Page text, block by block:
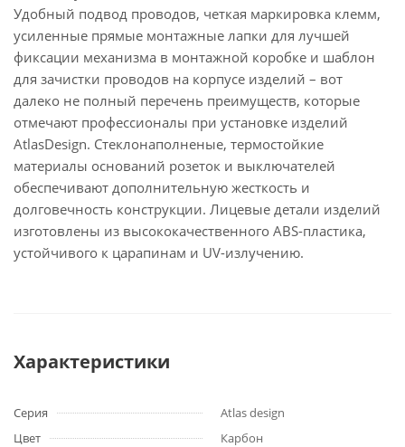
Удобный подвод проводов, четкая маркировка клемм,
усиленные прямые монтажные лапки для лучшей
фиксации механизма в монтажной коробке и шаблон
для зачистки проводов на корпусе изделий – вот
далеко не полный перечень преимуществ, которые
отмечают профессионалы при установке изделий
AtlasDesign. Стеклонаполненые, термостойкие
материалы оснований розеток и выключателей
обеспечивают дополнительную жесткость и
долговечность конструкции. Лицевые детали изделий
изготовлены из высококачественного ABS-пластика,
устойчивого к царапинам и UV-излучению.
Характеристики
Серия
Atlas design
Цвет
Карбон